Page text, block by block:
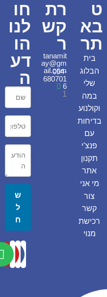
ט
בא
תר
בית
הבלוג
שלי
במה
וקולנוע
בדיחות
עם
פנצ'י
תקנון
אתר
מי אני
צור
קשר
רכישת
מנוי
רת
קש
ר
tanamit
ay@gm
ail.com
054-
680701
6
1
חו
לנו
הו
דע
ה
ש
ל
ח